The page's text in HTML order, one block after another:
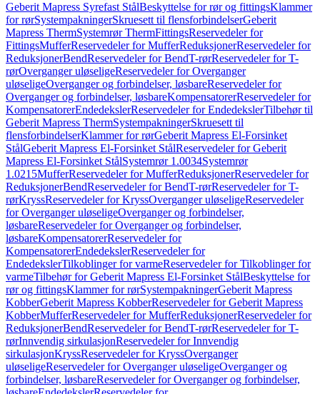
Geberit Mapress Syrefast StålBeskyttelse for rør og fittingsKlammer
for rørSystempakningerSkruesett til flensforbindelserGeberit
Mapress ThermSystemrør ThermFittingsReservedeler for
FittingsMufferReservedeler for MufferReduksjonerReservedeler for
ReduksjonerBendReservedeler for BendT-rørReservedeler for T-
rørOverganger uløseligeReservedeler for Overganger
uløseligeOverganger og forbindelser, løsbareReservedeler for
Overganger og forbindelser, løsbareKompensatorerReservedeler for
KompensatorerEndedekslerReservedeler for EndedekslerTilbehør til
Geberit Mapress ThermSystempakningerSkruesett til
flensforbindelserKlammer for rørGeberit Mapress El-Forsinket
StålGeberit Mapress El-Forsinket StålReservedeler for Geberit
Mapress El-Forsinket StålSystemrør 1.0034Systemrør
1.0215MufferReservedeler for MufferReduksjonerReservedeler for
ReduksjonerBendReservedeler for BendT-rørReservedeler for T-
rørKryssReservedeler for KryssOverganger uløseligeReservedeler
for Overganger uløseligeOverganger og forbindelser,
løsbareReservedeler for Overganger og forbindelser,
løsbareKompensatorerReservedeler for
KompensatorerEndedekslerReservedeler for
EndedekslerTilkoblinger for varmeReservedeler for Tilkoblinger for
varmeTilbehør for Geberit Mapress El-Forsinket StålBeskyttelse for
rør og fittingsKlammer for rørSystempakningerGeberit Mapress
KobberGeberit Mapress KobberReservedeler for Geberit Mapress
KobberMufferReservedeler for MufferReduksjonerReservedeler for
ReduksjonerBendReservedeler for BendT-rørReservedeler for T-
rørInnvendig sirkulasjonReservedeler for Innvendig
sirkulasjonKryssReservedeler for KryssOverganger
uløseligeReservedeler for Overganger uløseligeOverganger og
forbindelser, løsbareReservedeler for Overganger og forbindelser,